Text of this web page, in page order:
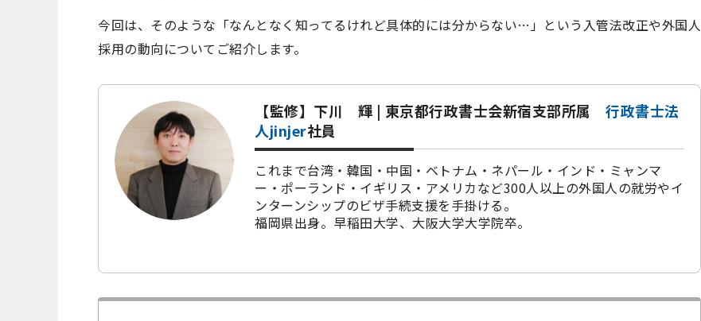
今回は、そのような「なんとなく知ってるけれど具体的には分からない…」という入管法改正や外国人
採用の動向についてご紹介します。
【監修】下川 輝 | 東京都行政書士会新宿支部所属 行政書士法
人jinjer社員
これまで台湾・韓国・中国・ベトナム・ネパール・インド・ミャンマ
ー・ポーランド・イギリス・アメリカなど300人以上の外国人の就労やイ
ンターンシップのビザ手続支援を手掛ける。
福岡県出身。早稲田大学、大阪大学大学院卒。